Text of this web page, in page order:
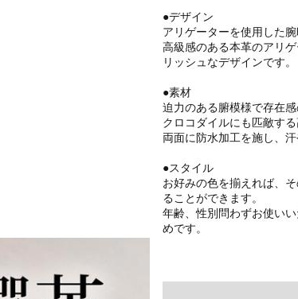
●デザイン
アリゲーターを使用した
高級感のある本革のアリ
リッシュなデザインです。
●素材
迫力のある腑模様で存在
クロコダイルにも匹敵す
両面に防水加工を施し、
●スタイル
お好みの色を揃えれば、
ることができます。
年齢、性別問わずお使い
めです。